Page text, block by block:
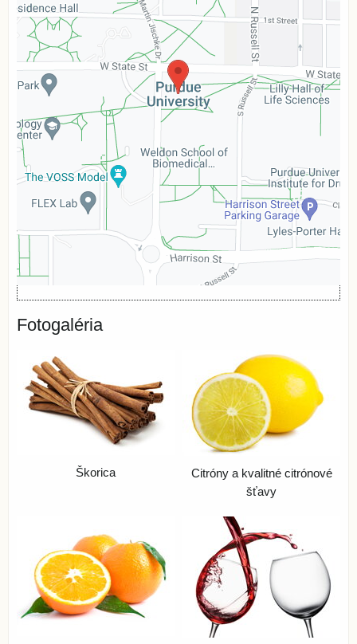
Externý obsah je blokovaný Voľbami
súkromia
Prajete si načítať externý obsah?
Povoliť tentokrát
Povoliť a zapamätať - súhlas s druhom
cookie: Funkčné
Otvoriť obsah v novom okne
Fotogaléria
Škorica
Citróny a kvalitné citrónové
šťavy